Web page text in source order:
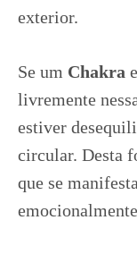
exterior.
Se um Chakra
livremente
estiver
circular. Desta
que se